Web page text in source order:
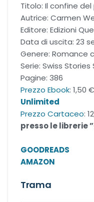
Spy
Fantasy
Titolo: Il confine
Autrice: Carmen
Editore: Edizioni
Data di uscita: 23
Genere: Romance
Serie: Swiss
Pagine: 386
Prezzo Ebook: 1,50 €
Unlimited
Prezzo Cartaceo:
presso le librerie
GOODREADS
AMAZON
Trama